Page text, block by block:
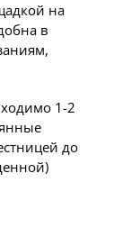
на
в
1-2
до